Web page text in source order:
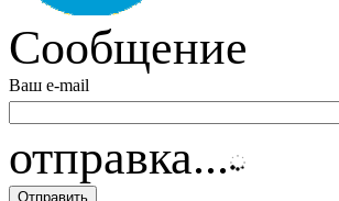
Сообщение
Ваш e-mail
отправка...